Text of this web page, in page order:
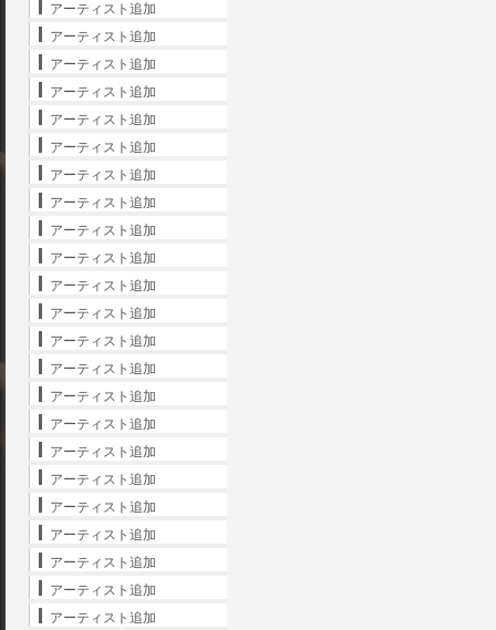
アーティスト追加
アーティスト追加
アーティスト追加
アーティスト追加
アーティスト追加
アーティスト追加
アーティスト追加
アーティスト追加
アーティスト追加
アーティスト追加
アーティスト追加
アーティスト追加
アーティスト追加
アーティスト追加
アーティスト追加
アーティスト追加
アーティスト追加
アーティスト追加
アーティスト追加
アーティスト追加
アーティスト追加
アーティスト追加
アーティスト追加